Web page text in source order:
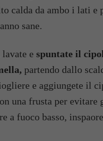
calda da ambo i lati e
sane.
e spuntate il
partendo dallo
e aggiungete il
una frusta per
a fuoco basso,